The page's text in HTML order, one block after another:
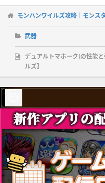
モンハンワイルズ攻略｜モンス
武器
デュアルトマホークⅠの性能
ルズ】